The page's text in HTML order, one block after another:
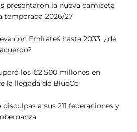
presentaron la nueva camiseta
temporada 2026/27
con Emirates hasta 2033, ¿de
los €2.500 millones en
la llegada de BlueCo
a sus 211 federaciones y